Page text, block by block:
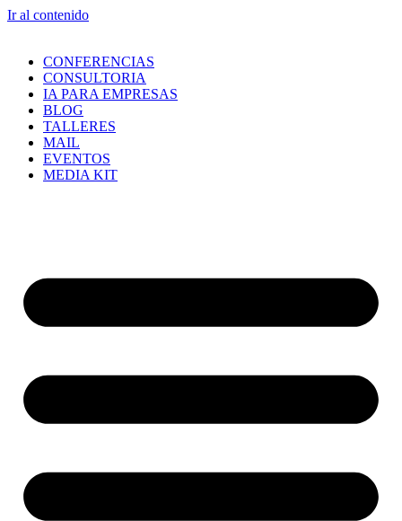
Ir al contenido
CONFERENCIAS
CONSULTORIA
IA PARA EMPRESAS
BLOG
TALLERES
MAIL
EVENTOS
MEDIA KIT